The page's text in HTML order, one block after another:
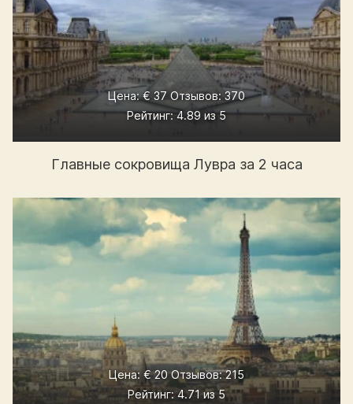
Цена: € 37 Отзывов: 370
Рейтинг: 4.89 из 5
Главные сокровища Лувра за 2 часа
Цена: € 20 Отзывов: 215
Рейтинг: 4.71 из 5